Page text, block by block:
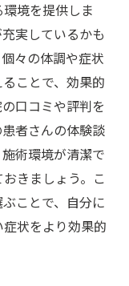
体験談
灸活用法
アの重要性
る身体の調和
る方法
点
体験
境を提供しま
実しているかも
々の体調や症状
ことで、効果的
口コミや評判を
者さんの体験談
術環境が清潔で
きましょう。こ
ことで、自分に
状をより効果的